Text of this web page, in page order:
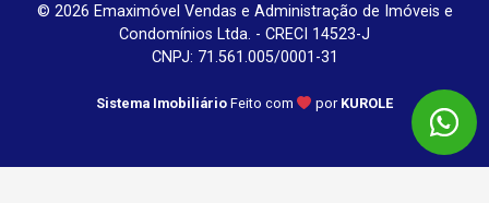
© 2026 Emaximóvel Vendas e Administração de Imóveis e
Condomínios Ltda. - CRECI 14523-J
CNPJ: 71.561.005/0001-31
Sistema Imobiliário Feito com por KUROLE